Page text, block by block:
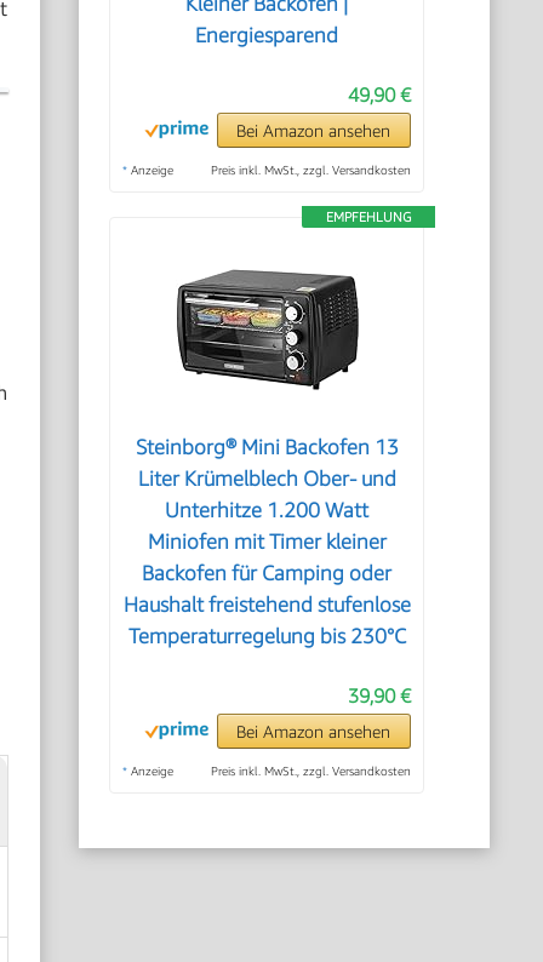
Energiesparend
49,90 €
Bei Amazon ansehen
* Anzeige Preis inkl. MwSt., zzgl. Versandkosten
EMPFEHLUNG
Steinborg® Mini Backofen 13
Liter Krümelblech Ober- und
Unterhitze 1.200 Watt
Miniofen mit Timer kleiner
Backofen für Camping oder
Haushalt freistehend stufenlose
Temperaturregelung bis 230°C
39,90 €
Bei Amazon ansehen
* Anzeige Preis inkl. MwSt., zzgl. Versandkosten